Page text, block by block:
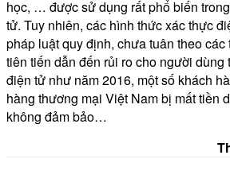
học, … được sử dụng rất phổ biến
tử. Tuy nhiên, các hình thức xác thực
pháp luật quy định, chưa tuân theo
tiên tiến dẫn đến rủi ro cho người dùng
điện tử như năm 2016, một số khách
hàng thương mại Việt Nam bị mất tiền
không đảm bảo…